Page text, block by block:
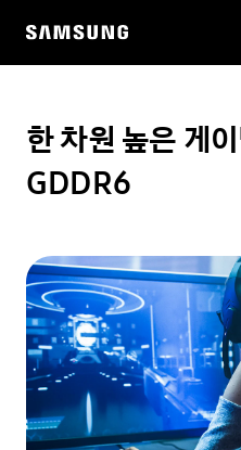
한 차원 높은 게
GDDR6